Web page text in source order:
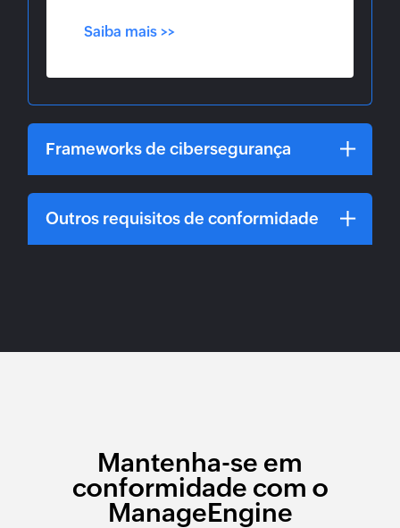
Saiba mais >>
Frameworks de cibersegurança
Outros requisitos de conformidade
Mantenha-se em
conformidade com o
ManageEngine